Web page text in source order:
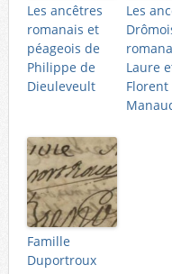
Les ancêtres
romanais et
péageois de
Philippe de
Dieuleveult
Les
Laure
Florent
Famille
Duportroux